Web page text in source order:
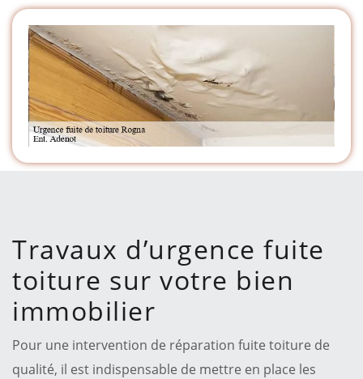
Travaux d’urgence fuite
toiture sur votre bien
immobilier
Pour une intervention de réparation fuite toiture de
qualité, il est indispensable de mettre en place les